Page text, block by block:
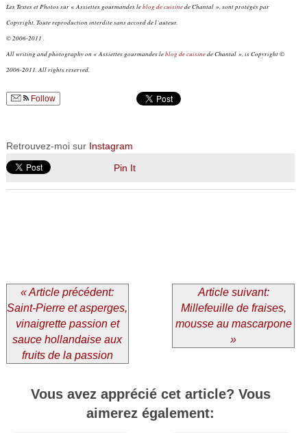
Les Textes et Photos sur « Assiettes gourmandes leblog de cuisinede Chantal », sont protégés par
Copyright. Toute reproduction interdite sans accord de l’auteur.
© 2006-2011 .
All writing and photography on « Assiettes gourmandes leblog de cuisinede Chantal », is Copyright ©
2006-2011. All rights reserved.
Follow
Retrouvez-moi sur Instagram
Pin It
« Article précédent:
Saint-Pierre et asperges,
vinaigrette passion et
sauce hollandaise aux
fruits de la passion
Article suivant:
Millefeuille de fraises,
mousse au mascarpone
»
Vous avez apprécié cet article? Vous
aimerez également: